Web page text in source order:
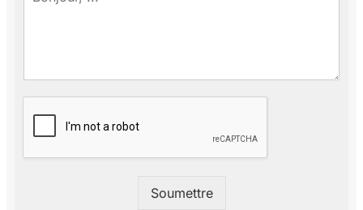
Soumettre